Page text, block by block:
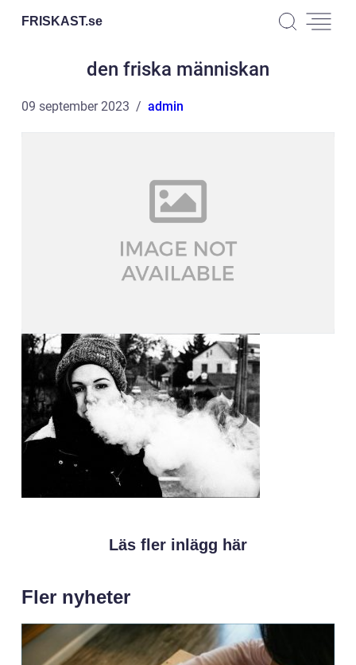
FRISKAST.se
den friska människan
09 september 2023 admin
Läs fler inlägg här
Fler nyheter